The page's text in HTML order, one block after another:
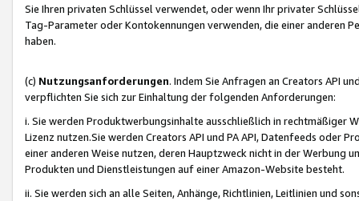
Sie Ihren privaten Schlüssel verwendet, oder wenn Ihr privater
Tag-Parameter oder Kontokennungen verwenden, die einer anderen
haben.
(c) Nutzungsanforderungen. Indem Sie Anfragen an Creators API
verpflichten Sie sich zur Einhaltung der folgenden Anforderungen:
i. Sie werden Produktwerbungsinhalte ausschließlich in rechtmäßiger
Lizenz nutzen.Sie werden Creators API und PA API, Datenfeeds oder
einer anderen Weise nutzen, deren Hauptzweck nicht in der Werbung
Produkten und Dienstleistungen auf einer Amazon-Website besteht.
ii. Sie werden sich an alle Seiten, Anhänge, Richtlinien, Leitlinien und